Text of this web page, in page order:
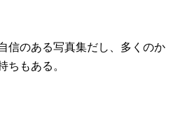
信のある写真集だし、多くのか
ちもある。